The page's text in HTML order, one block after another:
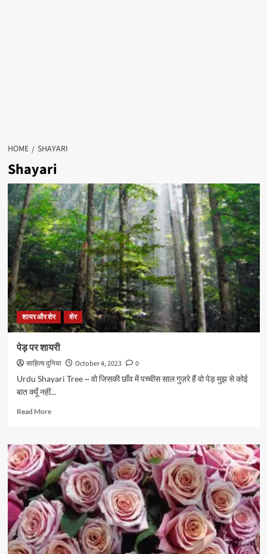
HOME SHAYARI
Shayari
शायर और शेर शेर
पेड़ पर शायरी
साहित्य दुनिया October 4, 2023
0
Urdu Shayari Tree ~ वो जिसकी छाँव में पच्चीस साल गुज़रे हैं वो पेड़ मुझ से कोई
बात क्यूँ नहीं...
Read MoreRead
पेड़
पर
शायरी